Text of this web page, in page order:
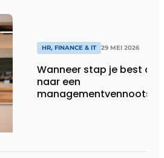
HR, FINANCE & IT 29 MEI 2026
Wanneer stap je best
naar een